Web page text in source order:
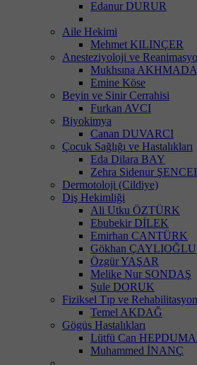
Edanur DURUR
Aile Hekimi
Mehmet KILINÇER
Anesteziyoloji ve
Mukhsına
Emine Köse
Beyin ve Sinir Cerrahisi
Furkan AVCI
Biyokimya
Canan DUVARCI
Çocuk Sağlığı ve Hastalıkları
Eda Dilara BAY
Zehra Sidenur
Dermotoloji (Cildiye)
Diş Hekimliği
Ali Utku ÖZTÜRK
Ebubekir DİLEK
Emirhan CANTÜRK
Gökhan ÇAYLIOĞLU
Özgür YAŞAR
Melike Nur SONDAŞ
Şule DORUK
Fiziksel Tıp ve Rehabilitasyon
Temel AKDAĞ
Gögüs Hastalıkları
Lütfü Can
Muhammed İNANÇ